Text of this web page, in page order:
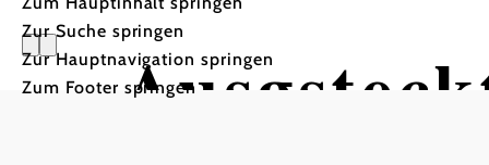
Zur Suche springen
Zur Hauptnavigation springen
Zum Footer springen